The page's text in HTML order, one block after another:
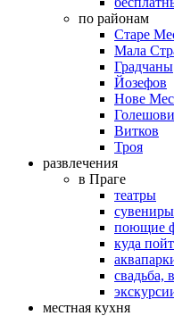
по районам
Старе
Мала
Градчаны
Йозефов
Нове
Витков
Троя
развлечения
в Праге
театры
сувениры
поющие
куда
свадьба,
местная кухня